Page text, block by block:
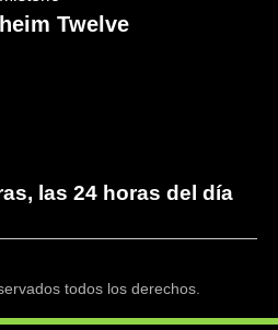
Twelve
las 24 horas del día
todos los derechos.